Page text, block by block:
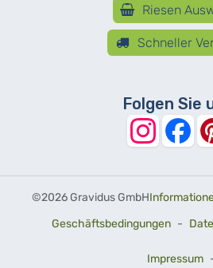
Riesen
Schneller
Folgen Sie
©2026 Gravidus GmbH
Geschäftsbedingungen -
Impressum